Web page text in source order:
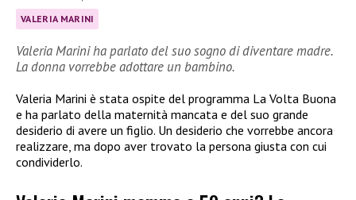
VALERIA MARINI
Valeria Marini ha parlato del suo sogno di diventare madre.
La donna vorrebbe adottare un bambino.
Valeria Marini è stata ospite del programma La Volta Buona
e ha parlato della maternità mancata e del suo grande
desiderio di avere un figlio. Un desiderio che vorrebbe ancora
realizzare, ma dopo aver trovato la persona giusta con cui
condividerlo.